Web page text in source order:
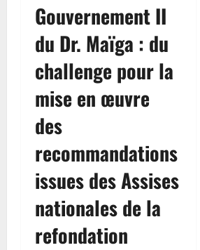
Gouvernement II
du Dr. Maïga : du
challenge pour la
mise en œuvre
des
recommandations
issues des Assises
nationales de la
refondation